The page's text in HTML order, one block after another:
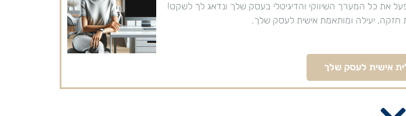
את כל המערך השיווקי והדיגיטלי בעסק שלך ונדאג לך לשקט!
חזקה, יעילה ומותאמת אישית לעסק שלך.
אישית לעסק שלך